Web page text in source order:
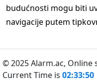
budućnosti mogu biti
navigacije putem
© 2025 Alarm.ac, Online
Current Time is 02:33:50